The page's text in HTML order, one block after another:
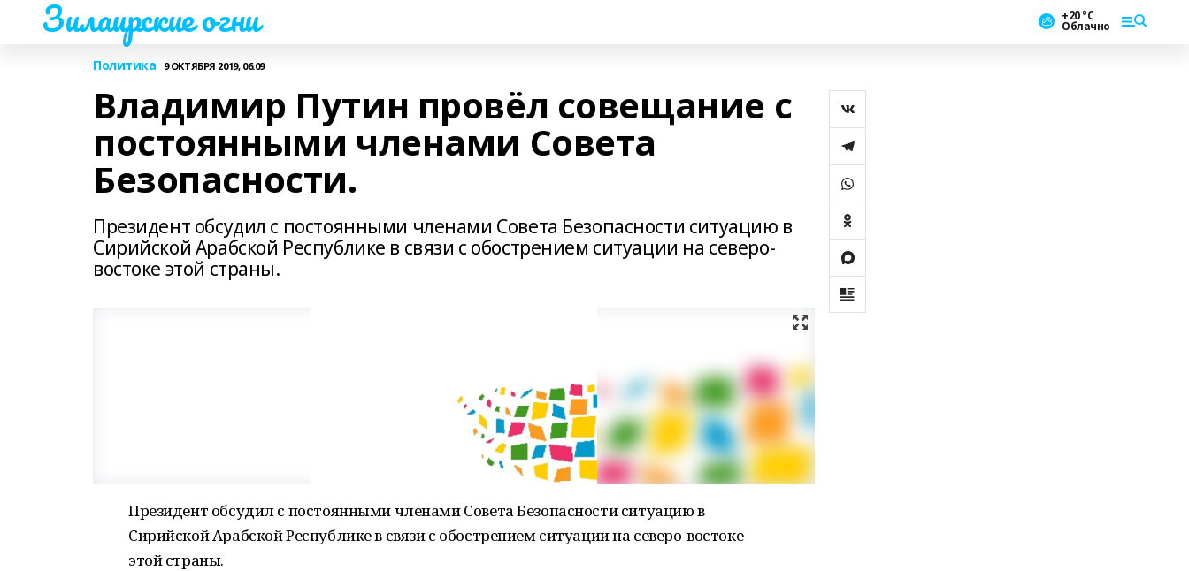
Зилаирские огни +20 °С
Облачно
Политика 9 ОКТЯБРЯ 2019, 06:09
Владимир Путин провёл совещание с
постоянными членами Совета
Безопасности.
Президент обсудил с постоянными членами Совета Безопасности ситуацию в
Сирийской Арабской Республике в связи с обострением ситуации на северо-
востоке этой страны.
Президент обсудил с постоянными членами Совета Безопасности ситуацию в
Сирийской Арабской Республике в связи с обострением ситуации на северо-востоке
этой страны.